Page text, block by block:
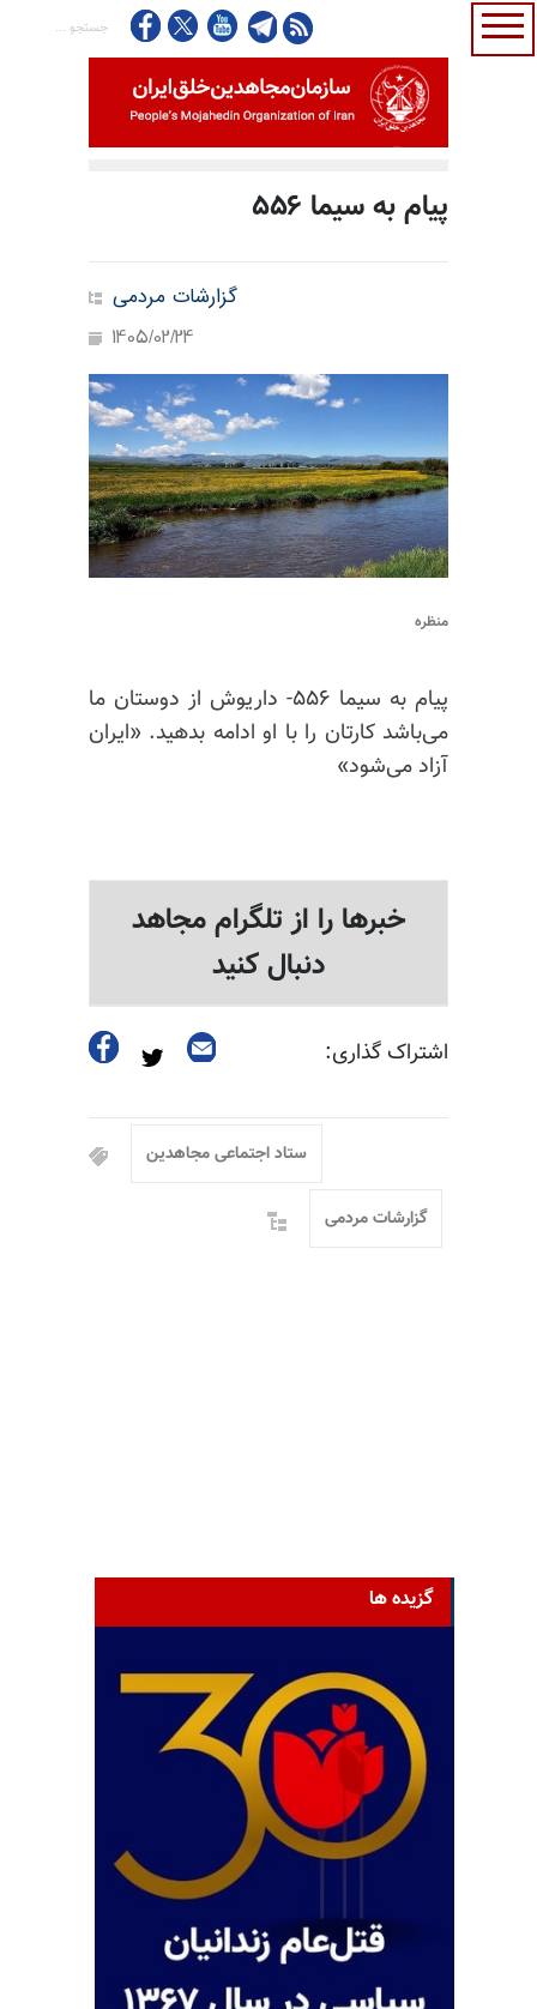
پیام به سیما ۵۵۶
گزارشات مردمی
1405/02/24
منظره
پیام به سیما ۵۵۶- داریوش از دوستان ما
می‌باشد کارتان را با او ادامه بدهید. «ایران
آزاد می‌شود»
خبرها را از تلگرام مجاهد
دنبال کنید
اشتراک گذاری:
ستاد اجتماعی مجاهدین
گزارشات مردمی
گزیده ها